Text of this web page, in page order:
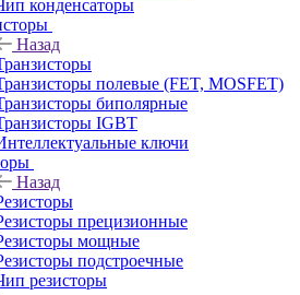
конденсаторы
Назад
полевые (FET, MOSFET)
биполярные
IGBT
ключи
Назад
прецизионные
мощные
подстроечные
резисторы